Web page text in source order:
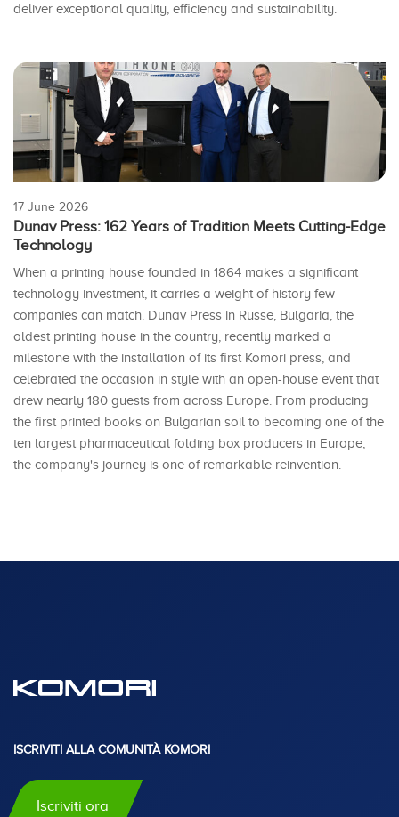
deliver exceptional quality, efficiency and sustainability.
17 June 2026
Dunav Press: 162 Years of Tradition Meets Cutting-Edge
Technology
When a printing house founded in 1864 makes a significant
technology investment, it carries a weight of history few
companies can match. Dunav Press in Russe, Bulgaria, the
oldest printing house in the country, recently marked a
milestone with the installation of its first Komori press, and
celebrated the occasion in style with an open-house event that
drew nearly 180 guests from across Europe. From producing
the first printed books on Bulgarian soil to becoming one of the
ten largest pharmaceutical folding box producers in Europe,
the company's journey is one of remarkable reinvention.
ISCRIVITI ALLA COMUNITÀ KOMORI
Iscriviti ora